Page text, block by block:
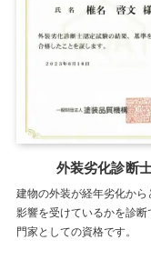
外装劣化診断
建物の外装が経年劣化から
影響を受けているかを診断
門家としての資格です。